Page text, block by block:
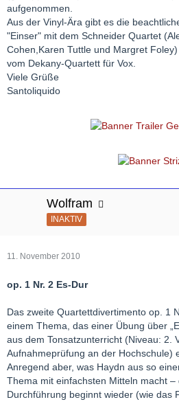
aufgenommen.
Aus der Vinyl-Ära gibt es die
"Einser" mit dem Schneider Quartet
Cohen,Karen Tuttle und Margret
vom Dekany-Quartett für Vox.
Viele Grüße
Santoliquido
Wolfram
INAKTIV
11. November 2010
op. 1 Nr. 2 Es-Dur
Das zweite Quartettdivertimento op. 1
einem Thema, das einer Übung über
aus dem Tonsatzunterricht (Niveau: 2.
Aufnahmeprüfung an der Hochschule)
Anregend aber, was Haydn aus so
Thema mit einfachsten Mitteln macht –
Durchführung beginnt wieder (wie das